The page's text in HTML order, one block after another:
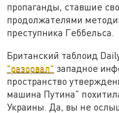
пропаганды, ставшие
продолжателями
преступника Геббельса.
Британский таблоид
"разорвал" западное
пространство
машина Путина"
Украины. Да, вы не